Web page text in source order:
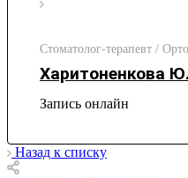
Стоматолог-терапевт /
Харитоненкова
Запись онлайн
Назад к списку